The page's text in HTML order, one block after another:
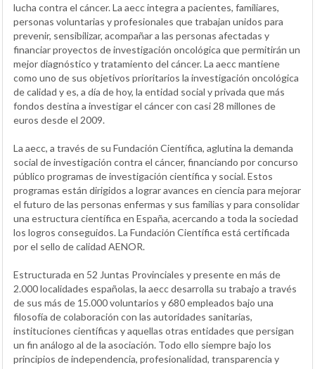
lucha contra el cáncer. La aecc integra a pacientes, familiares,
personas voluntarias y profesionales que trabajan unidos para
prevenir, sensibilizar, acompañar a las personas afectadas y
financiar proyectos de investigación oncológica que permitirán un
mejor diagnóstico y tratamiento del cáncer. La aecc mantiene
como uno de sus objetivos prioritarios la investigación oncológica
de calidad y es, a día de hoy, la entidad social y privada que más
fondos destina a investigar el cáncer con casi 28 millones de
euros desde el 2009.
La aecc, a través de su Fundación Científica, aglutina la demanda
social de investigación contra el cáncer, financiando por concurso
público programas de investigación científica y social. Estos
programas están dirigidos a lograr avances en ciencia para mejorar
el futuro de las personas enfermas y sus familias y para consolidar
una estructura científica en España, acercando a toda la sociedad
los logros conseguidos. La Fundación Científica está certificada
por el sello de calidad AENOR.
Estructurada en 52 Juntas Provinciales y presente en más de
2.000 localidades españolas, la aecc desarrolla su trabajo a través
de sus más de 15.000 voluntarios y 680 empleados bajo una
filosofía de colaboración con las autoridades sanitarias,
instituciones científicas y aquellas otras entidades que persigan
un fin análogo al de la asociación. Todo ello siempre bajo los
principios de independencia, profesionalidad, transparencia y